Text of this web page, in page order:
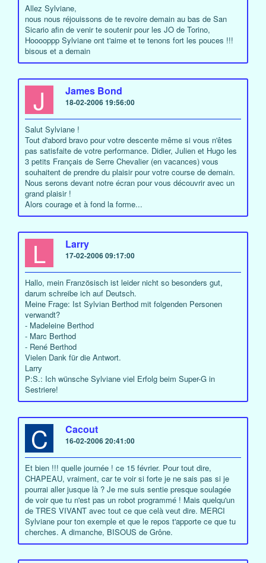
Allez Sylviane,
nous nous réjouissons de te revoire demain au bas de San
Sicario afin de venir te soutenir pour les JO de Torino,
Hooooppp Sylviane ont t'aime et te tenons fort les pouces !!!
bisous et a demain
J James Bond
18-02-2006 19:56:00
Salut Sylviane !
Tout d'abord bravo pour votre descente même si vous n'êtes
pas satisfaite de votre performance. Didier, Julien et Hugo les
3 petits Français de Serre Chevalier (en vacances) vous
souhaitent de prendre du plaisir pour votre course de demain.
Nous serons devant notre écran pour vous découvrir avec un
grand plaisir !
Alors courage et à fond la forme...
L Larry
17-02-2006 09:17:00
Hallo, mein Französisch ist leider nicht so besonders gut,
darum schreibe ich auf Deutsch.
Meine Frage: Ist Sylvian Berthod mit folgenden Personen
verwandt?
- Madeleine Berthod
- Marc Berthod
- René Berthod
Vielen Dank für die Antwort.
Larry
P:S.: Ich wünsche Sylviane viel Erfolg beim Super-G in
Sestriere!
C Cacout
16-02-2006 20:41:00
Et bien !!! quelle journée ! ce 15 février. Pour tout dire,
CHAPEAU, vraiment, car te voir si forte je ne sais pas si je
pourrai aller jusque là ? Je me suis sentie presque soulagée
de voir que tu n'est pas un robot programmé ! Mais quelqu'un
de TRES VIVANT avec tout ce que celà veut dire. MERCI
Sylviane pour ton exemple et que le repos t'apporte ce que tu
cherches. A dimanche, BISOUS de Grône.